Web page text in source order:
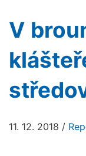
V
11. 12. 2018 /